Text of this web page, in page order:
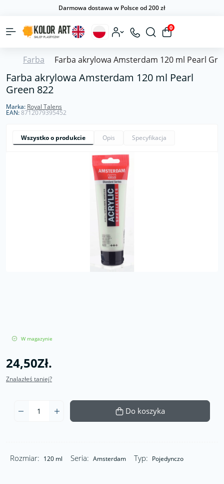
Darmowa dostawa w Polsce od 200 zł
0
Farba Farba akrylowa Amsterdam 120 ml Pearl
Farba akrylowa Amsterdam 120 ml Pearl
Green 822
Marka: Royal Talens
EAN:8712079395452
Wszystko o produkcie Opis Specyfikacja
W magazynie
24,50Zł.
Znalazłeś taniej?
Do koszyka
Rozmiar: 120 ml Seria: Amsterdam Typ: Pojedynczo